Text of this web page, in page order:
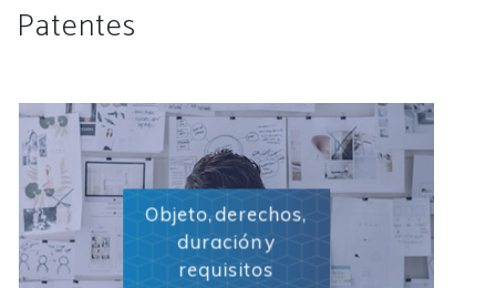
Patentes
Objeto, derechos,
duración y
requisitos